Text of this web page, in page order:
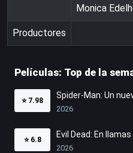
Monica
Productores
Películas: Top de la
⭐ 7.98
Spider-Man: Un
2026
⭐ 6.8
Evil Dead: En llamas
2026